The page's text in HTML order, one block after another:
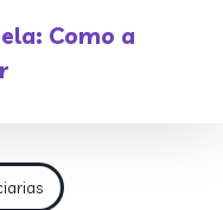
Como a